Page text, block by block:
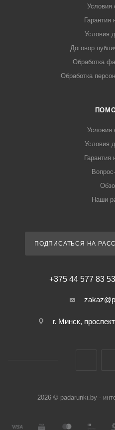
Условия
Гарантия
Условия
Договор
Обработка
Обработка
Условия
Условия
Гарантия
Наши
ПОДПИСАТЬСЯ НА
+375 44 577 83 53
г. Минск,
2026 © padarunki.by -